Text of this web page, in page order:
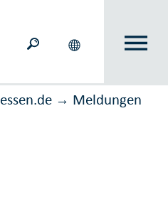
essen.de → Meldungen